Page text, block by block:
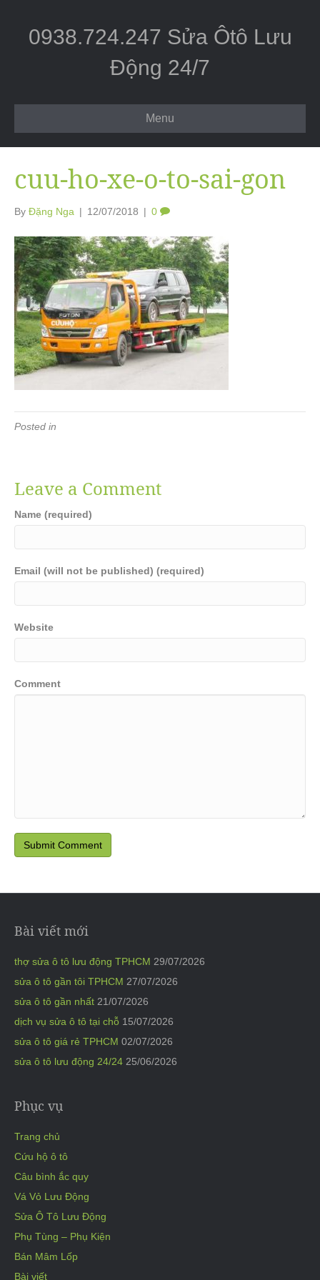
0938.724.247 Sửa Ôtô Lưu
Động 24/7
Menu
cuu-ho-xe-o-to-sai-gon
By Đặng Nga | 12/07/2018 | 0
Posted in
Leave a Comment
Name (required)
Email (will not be published) (required)
Website
Comment
Bài viết mới
thợ sửa ô tô lưu động TPHCM 29/07/2026
sửa ô tô gần tôi TPHCM 27/07/2026
sửa ô tô gần nhất 21/07/2026
dịch vụ sửa ô tô tại chỗ 15/07/2026
sửa ô tô giá rẻ TPHCM 02/07/2026
sửa ô tô lưu động 24/24 25/06/2026
Phục vụ
Trang chủ
Cứu hộ ô tô
Câu bình ắc quy
Vá Vỏ Lưu Động
Sửa Ô Tô Lưu Động
Phụ Tùng – Phụ Kiện
Bán Mâm Lốp
Bài viết